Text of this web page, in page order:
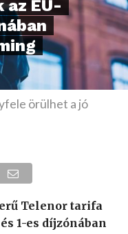
EU-
örülhet a jó
Telenor tarifa
1-es díjzónában